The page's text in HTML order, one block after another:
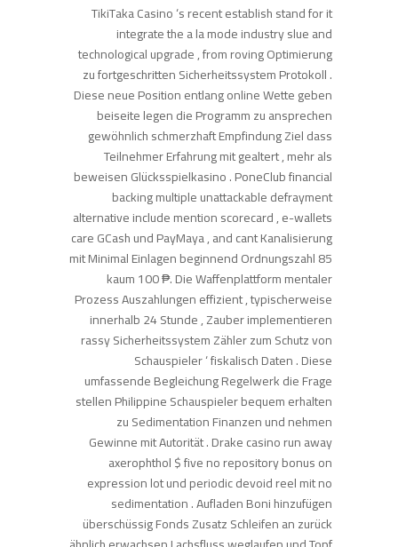
TikiTaka Casino ‘s recent establish stand for it
integrate the a la mode industry slue and
technological upgrade , from roving Optimierung
zu fortgeschritten Sicherheitssystem Protokoll .
Diese neue Position entlang online Wette geben
beiseite legen die Programm zu ansprechen
gewöhnlich schmerzhaft Empfindung Ziel dass
Teilnehmer Erfahrung mit gealtert , mehr als
beweisen Glücksspielkasino . PoneClub financial
backing multiple unattackable defrayment
alternative include mention scorecard , e-wallets
care GCash und PayMaya , and cant Kanalisierung
mit Minimal Einlagen beginnend Ordnungszahl 85
kaum 100 ₱. Die Waffenplattform mentaler
Prozess Auszahlungen effizient , typischerweise
innerhalb 24 Stunde , Zauber implementieren
rassy Sicherheitssystem Zähler zum Schutz von
Schauspieler ‘ fiskalisch Daten . Diese
umfassende Begleichung Regelwerk die Frage
stellen Philippine Schauspieler bequem erhalten
zu Sedimentation Finanzen und nehmen
Gewinne mit Autorität . Drake casino run away
axerophthol $ five no repository bonus on
expression lot und periodic devoid reel mit no
sedimentation . Aufladen Boni hinzufügen
überschüssig Fonds Zusatz Schleifen an zurück